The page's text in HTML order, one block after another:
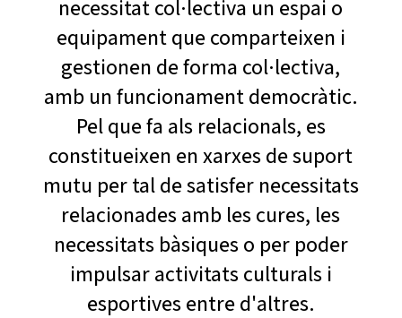
necessitat col·lectiva un espai o
equipament que comparteixen i
gestionen de forma col·lectiva,
amb un funcionament democràtic.
Pel que fa als relacionals, es
constitueixen en xarxes de suport
mutu per tal de satisfer necessitats
relacionades amb les cures, les
necessitats bàsiques o per poder
impulsar activitats culturals i
esportives entre d'altres.